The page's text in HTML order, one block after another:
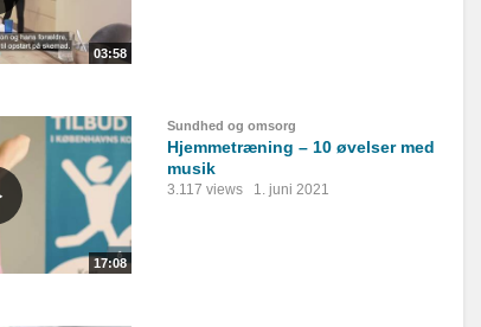
03:58
17:08
Sundhed og omsorg
Hjemmetræning – 10 øvelser med
musik
3.117 views 1. juni 2021